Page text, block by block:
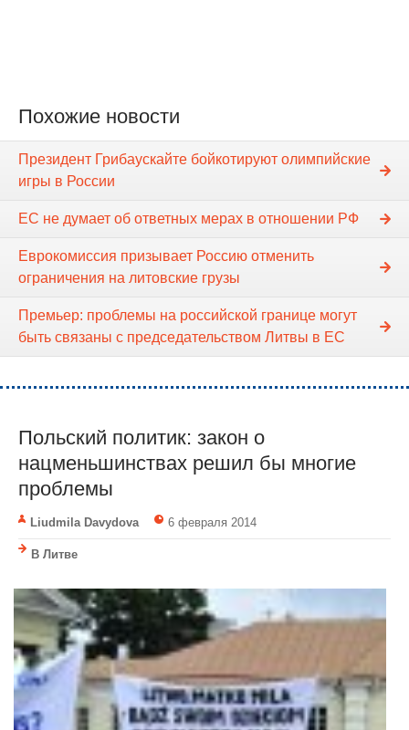
Похожие новости
Президент Грибаускайте бойкотируют олимпийские
игры в России
ЕС не думает об ответных мерах в отношении РФ
Еврокомиссия призывает Россию отменить
ограничения на литовские грузы
Премьер: проблемы на российской границе могут
быть связаны с председательством Литвы в ЕС
Польский политик: закон о
нацменьшинствах решил бы многие
проблемы
Liudmila Davydova 6 февраля 2014
В Литве